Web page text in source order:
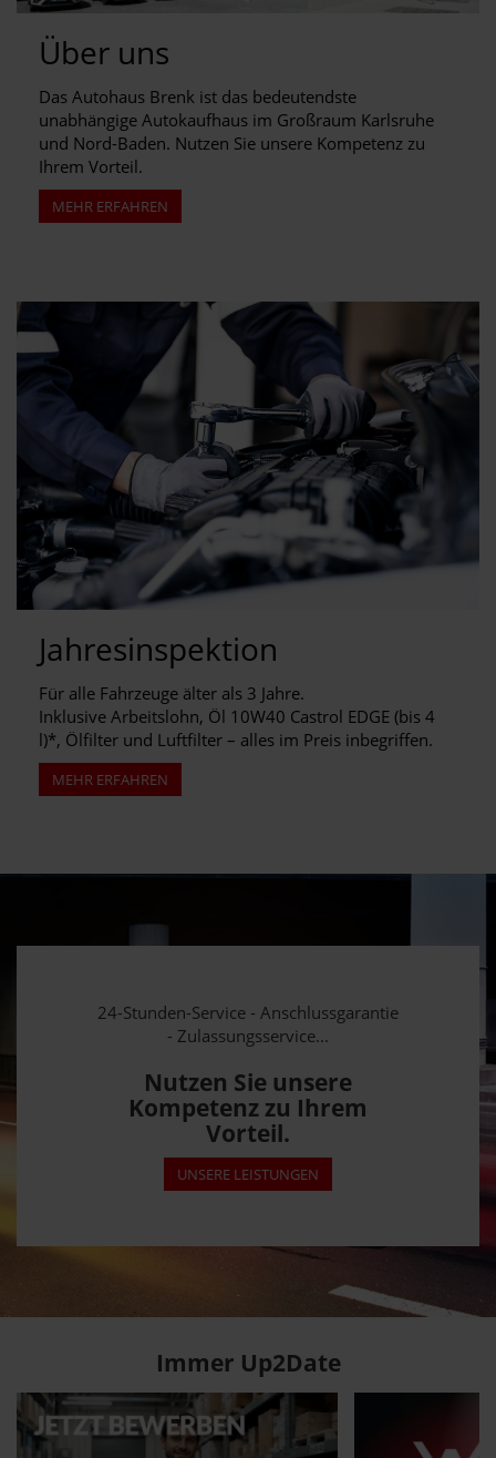
Über uns
Das Autohaus Brenk ist das bedeutendste
unabhängige Autokaufhaus im Großraum Karlsruhe
und Nord-Baden. Nutzen Sie unsere Kompetenz zu
Ihrem Vorteil.
MEHR ERFAHREN
Jahresinspektion
Für alle Fahrzeuge älter als 3 Jahre.
Inklusive Arbeitslohn, Öl 10W40 Castrol EDGE (bis 4
l)*, Ölfilter und Luftfilter – alles im Preis inbegriffen.
MEHR ERFAHREN
24-Stunden-Service - Anschlussgarantie
- Zulassungsservice...
Nutzen Sie unsere
Kompetenz zu Ihrem
Vorteil.
UNSERE LEISTUNGEN
Immer Up2Date